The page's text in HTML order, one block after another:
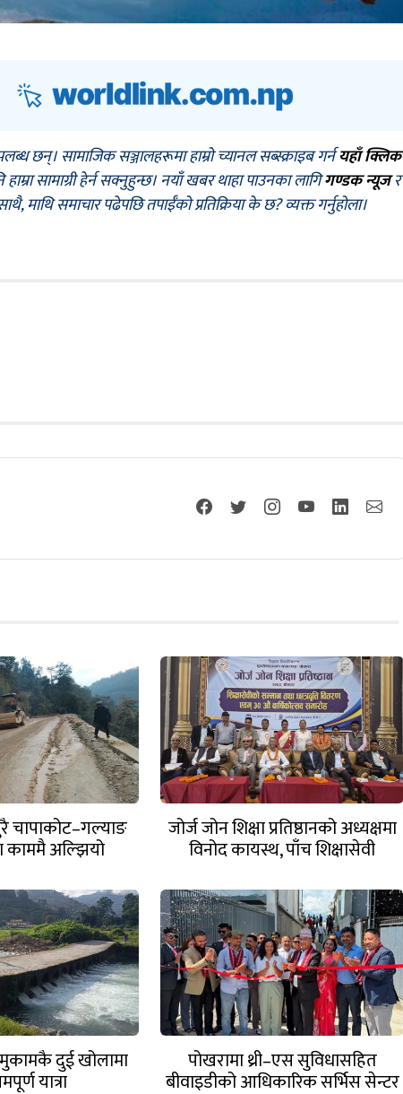
छन्। सामाजिक सञ्जालहरूमा हाम्रो च्यानल सब्स्क्राइब गर्नयहाँ क्लिक
सामाग्री हेर्न सक्नुहुन्छ। नयाँ खबर थाहा पाउनका लागिगण्डक न्यूजर
माथि समाचार पढेपछि तपाईँको प्रतिक्रिया के छ? व्यक्त गर्नुहोला।
चापाकोट–गल्याङ
अल्झियो
जोर्ज जोन शिक्षा प्रतिष्ठानको अध्यक्षमा
विनोद कायस्थ, पाँच शिक्षासेवी
दुई खोलामा
यात्रा
पोखरामा थ्री–एस सुविधासहित
बीवाइडीको आधिकारिक सर्भिस सेन्टर